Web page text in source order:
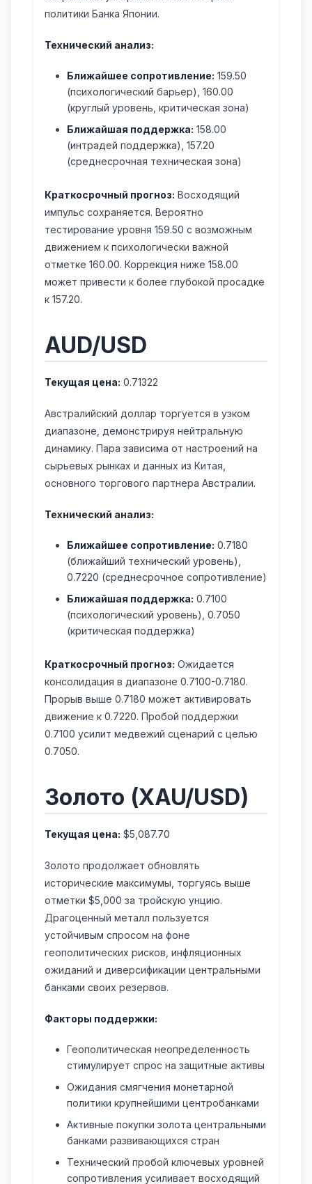
политики Банка Японии.
Технический анализ:
Ближайшее сопротивление: 159.50
(психологический барьер), 160.00
(круглый уровень, критическая зона)
Ближайшая поддержка: 158.00
(интрадей поддержка), 157.20
(среднесрочная техническая зона)
Краткосрочный прогноз: Восходящий
импульс сохраняется. Вероятно
тестирование уровня 159.50 с возможным
движением к психологически важной
отметке 160.00. Коррекция ниже 158.00
может привести к более глубокой просадке
к 157.20.
AUD/USD
Текущая цена: 0.71322
Австралийский доллар торгуется в узком
диапазоне, демонстрируя нейтральную
динамику. Пара зависима от настроений на
сырьевых рынках и данных из Китая,
основного торгового партнера Австралии.
Технический анализ:
Ближайшее сопротивление: 0.7180
(ближайший технический уровень),
0.7220 (среднесрочное сопротивление)
Ближайшая поддержка: 0.7100
(психологический уровень), 0.7050
(критическая поддержка)
Краткосрочный прогноз: Ожидается
консолидация в диапазоне 0.7100-0.7180.
Прорыв выше 0.7180 может активировать
движение к 0.7220. Пробой поддержки
0.7100 усилит медвежий сценарий с целью
0.7050.
Золото (XAU/USD)
Текущая цена: $5,087.70
Золото продолжает обновлять
исторические максимумы, торгуясь выше
отметки $5,000 за тройскую унцию.
Драгоценный металл пользуется
устойчивым спросом на фоне
геополитических рисков, инфляционных
ожиданий и диверсификации центральными
банками своих резервов.
Факторы поддержки:
Геополитическая неопределенность
стимулирует спрос на защитные активы
Ожидания смягчения монетарной
политики крупнейшими центробанками
Активные покупки золота центральными
банками развивающихся стран
Технический пробой ключевых уровней
сопротивления усиливает восходящий